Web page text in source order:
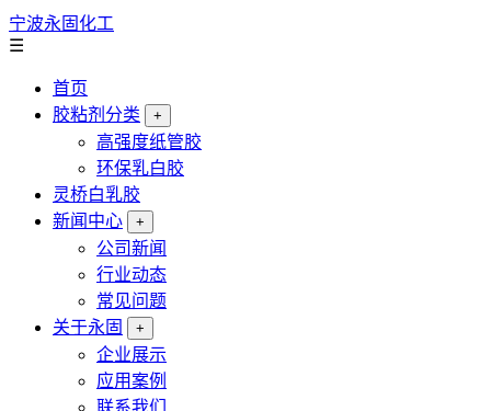
宁波永固化工
☰
首页
胶粘剂分类
+
高强度纸管胶
环保乳白胶
灵桥白乳胶
新闻中心
+
公司新闻
行业动态
常见问题
关于永固
+
企业展示
应用案例
联系我们